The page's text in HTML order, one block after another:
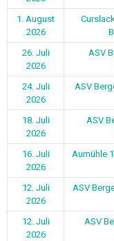
1. August
2026
26. Juli
2026
ASV
24. Juli
2026
ASV
18. Juli
2026
ASV
16. Juli
2026
Aumühle
12. Juli
2026
ASV
12. Juli
2026
ASV